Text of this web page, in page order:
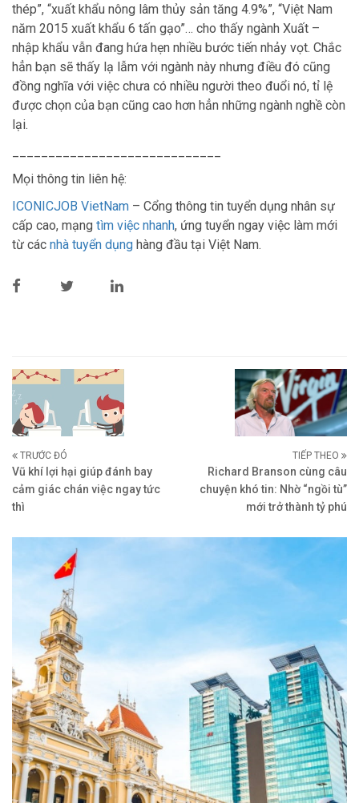
thép”, “xuất khẩu nông lâm thủy sản tăng 4.9%”, “Việt Nam
năm 2015 xuất khẩu 6 tấn gạo”… cho thấy ngành Xuất –
nhập khẩu vẫn đang hứa hẹn nhiều bước tiến nhảy vọt. Chắc
hẳn bạn sẽ thấy lạ lẫm với ngành này nhưng điều đó cũng
đồng nghĩa với việc chưa có nhiều người theo đuổi nó, tỉ lệ
được chọn của bạn cũng cao hơn hẳn những ngành nghề còn
lại.
Mọi thông tin liên hệ:
ICONICJOB VietNam – Cổng thông tin tuyển dụng nhân sự
cấp cao, mạng tìm việc nhanh, ứng tuyển ngay việc làm mới
từ các nhà tuyển dụng hàng đầu tại Việt Nam.
TRƯỚC ĐÓ
Vũ khí lợi hại giúp đánh bay
cảm giác chán việc ngay tức
thì
TIẾP THEO
Richard Branson cùng câu
chuyện khó tin: Nhờ “ngồi tù”
mới trở thành tỷ phú